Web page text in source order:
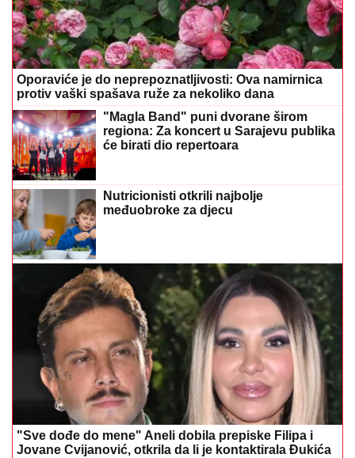
Oporaviće je do neprepoznatljivosti: Ova namirnica
protiv vaški spašava ruže za nekoliko dana
"Magla Band" puni dvorane širom
regiona: Za koncert u Sarajevu publika
će birati dio repertoara
Nutricionisti otkrili najbolje
međuobroke za djecu
"Sve dođe do mene" Aneli dobila prepiske Filipa i
Jovane Cvijanović, otkrila da li je kontaktirala Đukića